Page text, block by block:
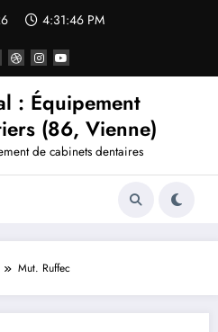
4:31:46 PM
: Équipement
(86, Vienne)
de cabinets dentaires
Mut. Ruffec